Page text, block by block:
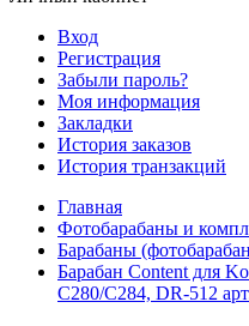
Вход
Регистрация
Забыли пароль?
Моя информация
Закладки
История заказов
История транзакций
Главная
Фотобарабаны и
Барабаны
Барабан Content для
С280/C284, DR-512